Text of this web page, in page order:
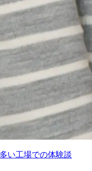
い工場での体験談